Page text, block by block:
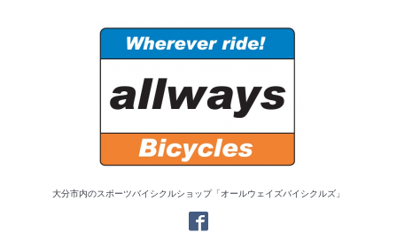
大分市内のスポーツバイシクルショップ「オールウェイズバイシクルズ」